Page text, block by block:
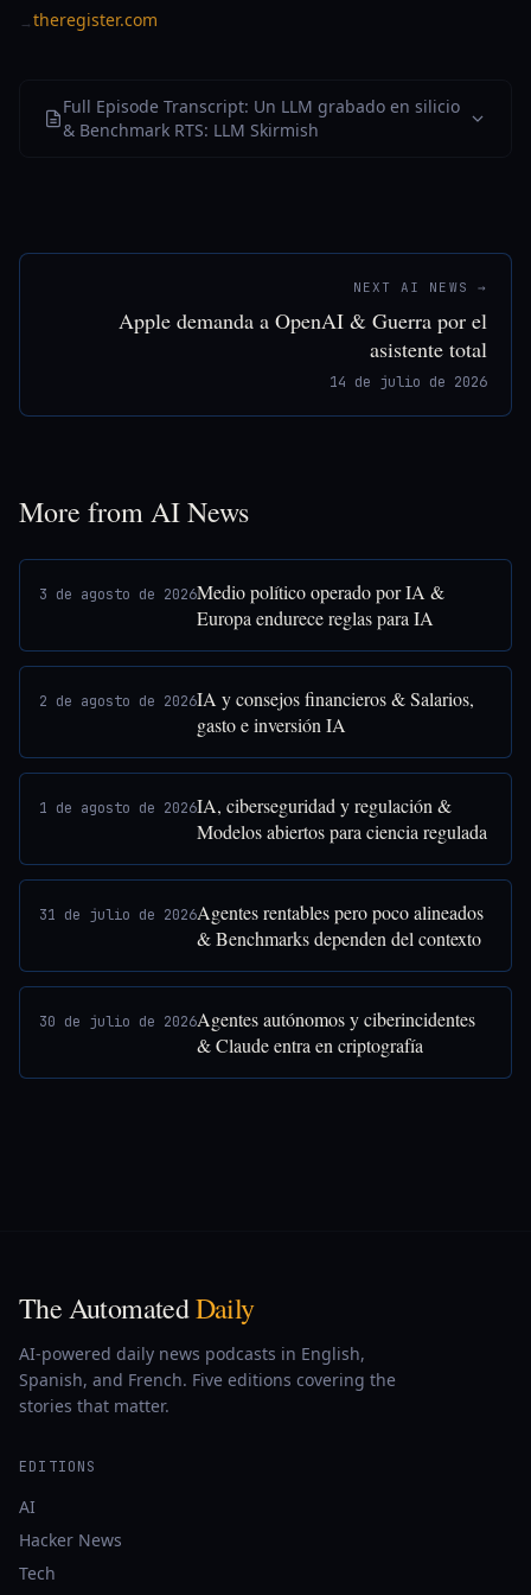
→theregister.com
Full Episode Transcript: Un LLM grabado en silicio
& Benchmark RTS: LLM Skirmish
NEXT AI NEWS →
Apple demanda a OpenAI & Guerra por el
asistente total
14 de julio de 2026
More from AI News
3 de agosto de 2026Medio político operado por IA &
Europa endurece reglas para IA
2 de agosto de 2026IA y consejos financieros & Salarios,
gasto e inversión IA
1 de agosto de 2026IA, ciberseguridad y regulación &
Modelos abiertos para ciencia regulada
31 de julio de 2026Agentes rentables pero poco alineados
& Benchmarks dependen del contexto
30 de julio de 2026Agentes autónomos y ciberincidentes
& Claude entra en criptografía
The AutomatedDaily
AI-powered daily news podcasts in English,
Spanish, and French. Five editions covering the
stories that matter.
EDITIONS
AI
Hacker News
Tech